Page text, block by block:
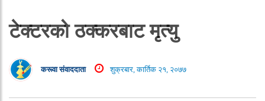
टेक्टरको ठक्करबाट मृत्यु
करूवा संवाददाता शुक्रबार, कार्तिक २१, २०७७